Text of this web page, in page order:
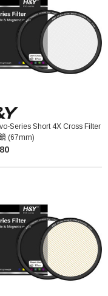
Series Short 4X Cross Filter
(67mm)